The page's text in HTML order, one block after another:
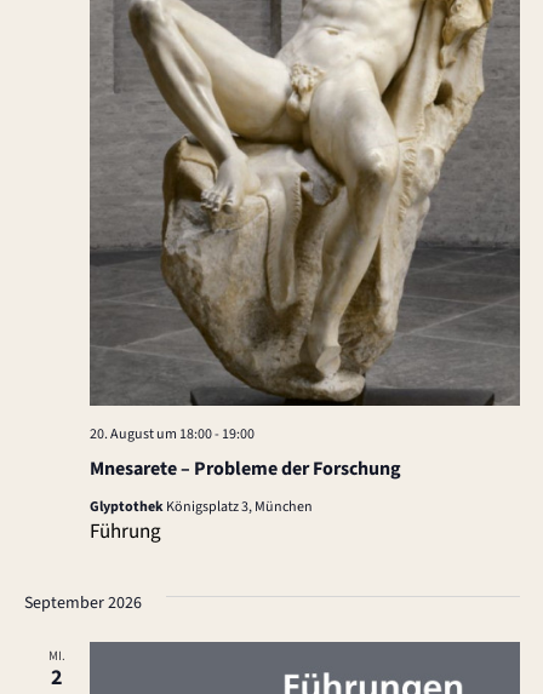
Mnesarete – Probleme der Forschung
20. August um 18:00- 19:00
GlyptothekKönigsplatz 3, München
Führung
September 2026
MI.
2